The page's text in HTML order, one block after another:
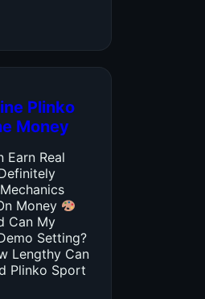
Plinko
Money
Earn Real
Money
Can My
Setting?
Lengthy Can
Plinko Sport